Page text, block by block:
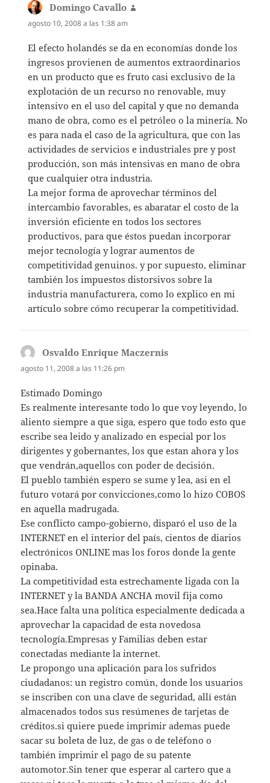
Domingo Cavallo
agosto 10, 2008 a las 1:38 am
El efecto holandés se da en economías donde los
ingresos provienen de aumentos extraordinarios
en un producto que es fruto casi exclusivo de la
explotación de un recurso no renovable, muy
intensivo en el uso del capital y que no demanda
mano de obra, como es el petróleo o la minería. No
es para nada el caso de la agricultura, que con las
actividades de servicios e industriales pre y post
producción, son más intensivas en mano de obra
que cualquier otra industria.
La mejor forma de aprovechar términos del
intercambio favorables, es abaratar el costo de la
inversión eficiente en todos los sectores
productivos, para que éstos puedan incorporar
mejor tecnología y lograr aumentos de
competitividad genuinos. y por supuesto, eliminar
también los impuestos distorsivos sobre la
industria manufacturera, como lo explico en mi
artículo sobre cómo recuperar la competitividad.
Osvaldo Enrique Maczernis
agosto 11, 2008 a las 11:26 pm
Estimado Domingo
Es realmente interesante todo lo que voy leyendo, lo
aliento siempre a que siga, espero que todo esto que
escribe sea leido y analizado en especial por los
dirigentes y gobernantes, los que estan ahora y los
que vendrán,aquellos con poder de decisión.
El pueblo también espero se sume y lea, asi en el
futuro votará por convicciones,como lo hizo COBOS
en aquella madrugada.
Ese conflicto campo-gobierno, disparó el uso de la
INTERNET en el interior del país, cientos de diarios
electrónicos ONLINE mas los foros donde la gente
opinaba.
La competitividad esta estrechamente ligada con la
INTERNET y la BANDA ANCHA movil fija como
sea.Hace falta una política especialmente dedicada a
aprovechar la capacidad de esta novedosa
tecnología.Empresas y Familias deben estar
conectadas mediante la internet.
Le propongo una aplicación para los sufridos
ciudadanos: un registro común, donde los usuarios
se inscriben con una clave de seguridad, allí están
almacenados todos sus resúmenes de tarjetas de
créditos.si quiere puede imprimir ademas puede
sacar su boleta de luz, de gas o de teléfono o
también imprimir el pago de su patente
automotor.Sin tener que esperar al cartero que a